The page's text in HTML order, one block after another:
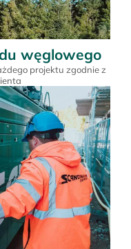
węglowego
projektu zgodnie z